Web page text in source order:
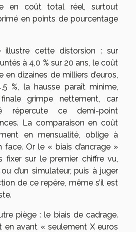
en coût total réel, surtout
en points de pourcentage
illustre cette distorsion : sur
à 4,0 % sur 20 ans, le coût
en dizaines de milliers d’euros,
%, la hausse paraît minime,
grimpe nettement, car
répercute ce demi-point
La comparaison en coût
en mensualité, oblige à
face. Or le « biais d’ancrage »
fixer sur le premier chiffre vu,
d’un simulateur, puis à juger
de ce repère, même s’il est
piège : le biais de cadrage.
en avant « seulement X euros